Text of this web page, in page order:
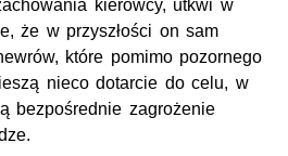
kierowcy, utkwi w
że w przyszłości on sam
które pomimo pozornego
nieco dotarcie do celu, w
bezpośrednie zagrożenie